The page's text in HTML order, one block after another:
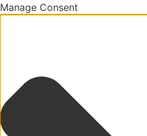
Manage Consent